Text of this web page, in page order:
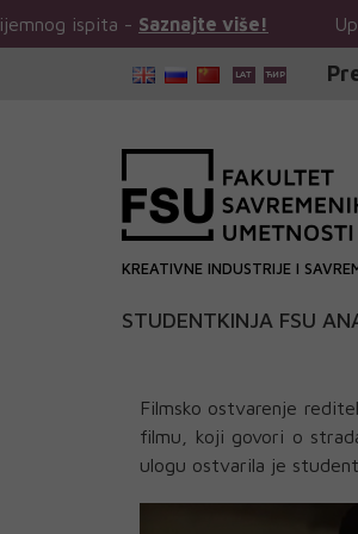
-Saznajte više! Upis bez
KREATIVNE INDUSTRIJE I
STUDENTKINJA FSU
Filmsko ostvarenje
filmu, koji govori o
ulogu ostvarila je